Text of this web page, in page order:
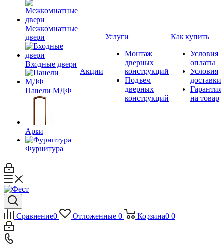
Межкомнатные
двери
Входные двери
Панели МДФ
Арки
Фурнитура
Акции
Услуги
Монтаж
дверных
конструкций
Подъем
дверных
конструкций
Как купить
Условия
оплаты
Условия
доставки
Гарантия
на товар
Сравнение0 Отложенные 0 Корзина0 0